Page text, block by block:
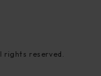
rights reserved.